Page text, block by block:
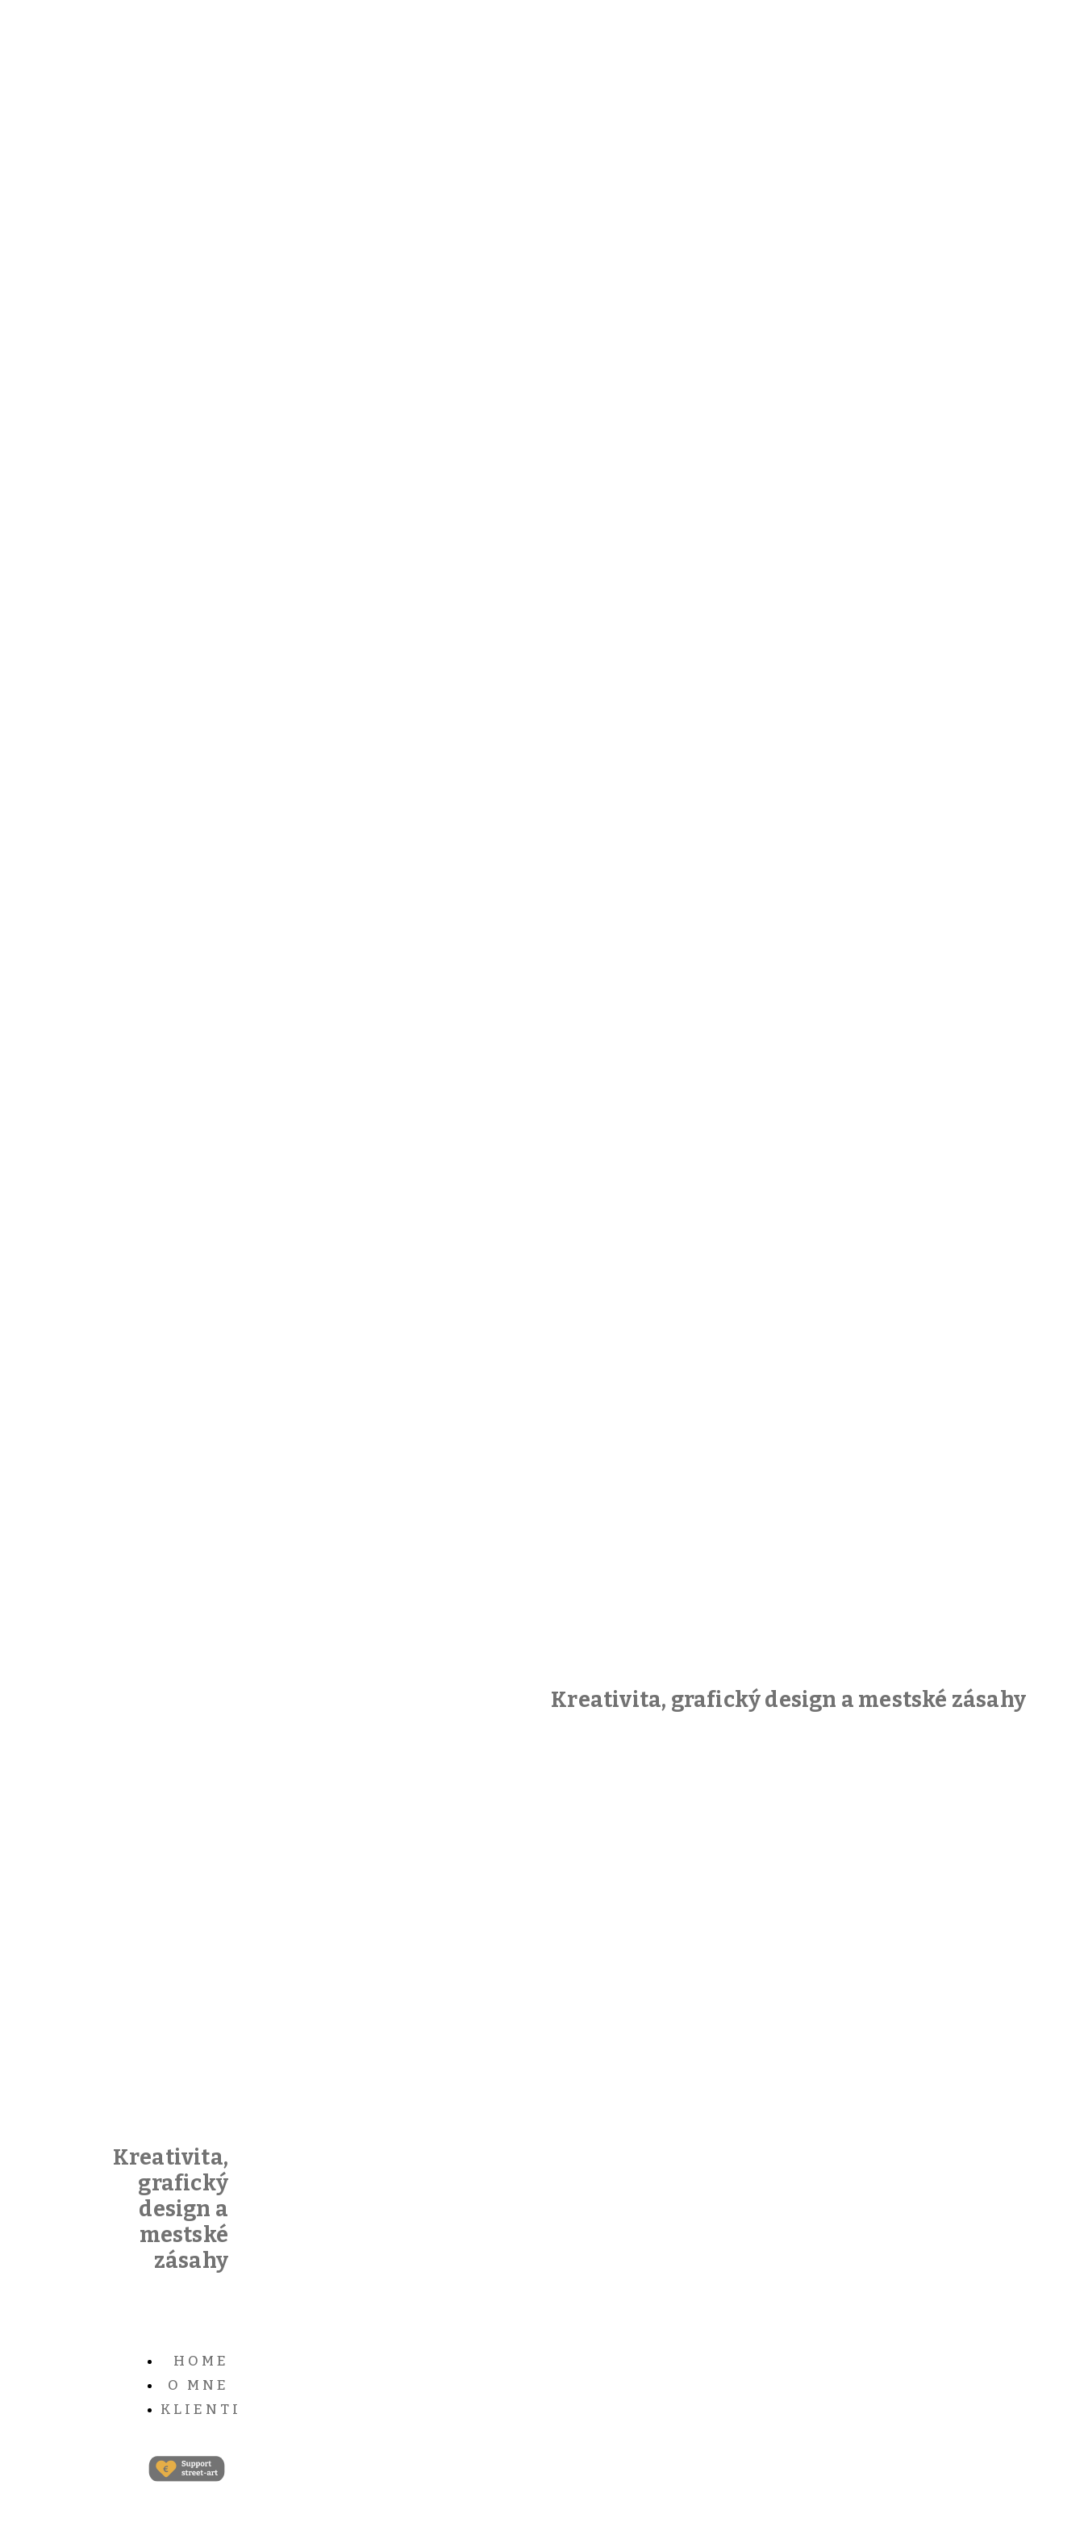
Kreativita, grafický design a mestské zásahy
Kreativita,
grafický
design a
mestské
zásahy
HOME
O MNE
KLIENTI